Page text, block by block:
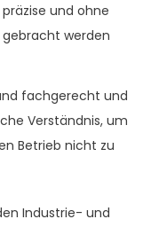
und ohne
werden
fachgerecht und
Verständnis, um
Betrieb nicht zu
Industrie- und